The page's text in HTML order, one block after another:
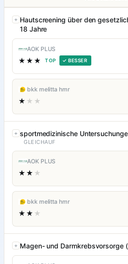
Hautscreening über den
18 Jahre
AOK PLUS
★★★ TOP ✓ BESSER
bkk melitta hmr
★ ★★
sportmedizinische
GLEICHAUF
AOK PLUS
★★ ★
bkk melitta hmr
★★ ★
Magen- und Darmkrebsvorsorge